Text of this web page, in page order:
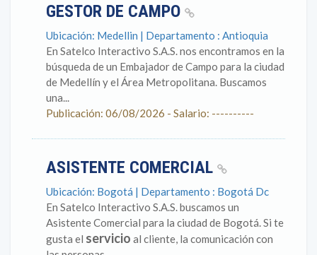
GESTOR DE CAMPO
Ubicación: Medellin | Departamento : Antioquia
En Satelco Interactivo S.A.S. nos encontramos en la
búsqueda de un Embajador de Campo para la ciudad
de Medellín y el Área Metropolitana. Buscamos
una...
Publicación: 06/08/2026 - Salario: ----------
ASISTENTE COMERCIAL
Ubicación: Bogotá | Departamento : Bogotá Dc
En Satelco Interactivo S.A.S. buscamos un
Asistente Comercial para la ciudad de Bogotá. Si te
gusta el servicio al cliente, la comunicación con